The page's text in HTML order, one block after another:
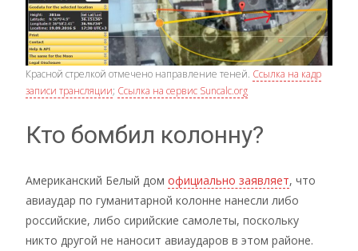
Красной стрелкой отмечено направление теней. Ссылка на кадр
записи трансляции; Ссылка на сервис Suncalc.org
Кто бомбил колонну?
Американский Белый дом официально заявляет, что
авиаудар по гуманитарной колонне нанесли либо
российские, либо сирийские самолеты, поскольку
никто другой не наносит авиаударов в этом районе.